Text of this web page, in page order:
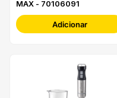
MAX - 70106091
Adicionar